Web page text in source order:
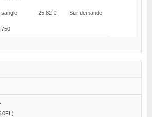
sangle
25,82 € Sur demande